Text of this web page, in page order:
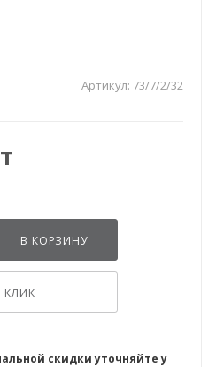
Артикул: 73/7/2/32
В КОРЗИНУ
КЛИК
скидки уточняйте у